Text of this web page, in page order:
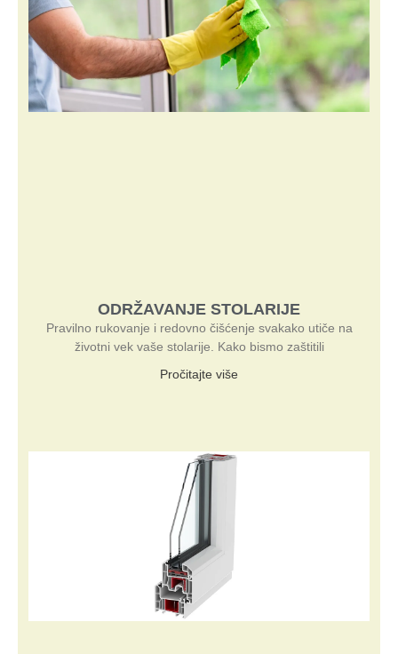
ODRŽAVANJE STOLARIJE
Pravilno rukovanje i redovno čišćenje svakako utiče na
životni vek vaše stolarije. Kako bismo zaštitili
Pročitajte više